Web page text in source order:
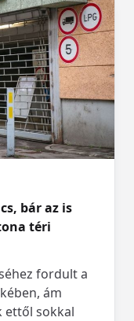
bár az is
téri
fordult a
ám
ettől sokkal